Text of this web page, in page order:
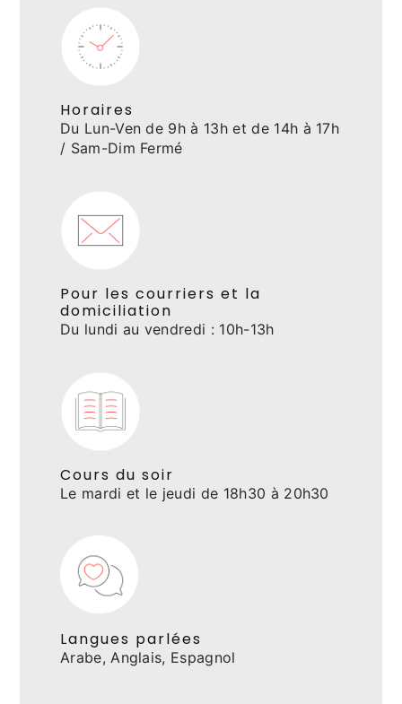
Horaires
Du Lun-Ven de 9h à 13h et de 14h à 17h
/ Sam-Dim Fermé
Pour les courriers et la
domiciliation
Du lundi au vendredi : 10h-13h
Cours du soir
Le mardi et le jeudi de 18h30 à 20h30
Langues parlées
Arabe, Anglais, Espagnol